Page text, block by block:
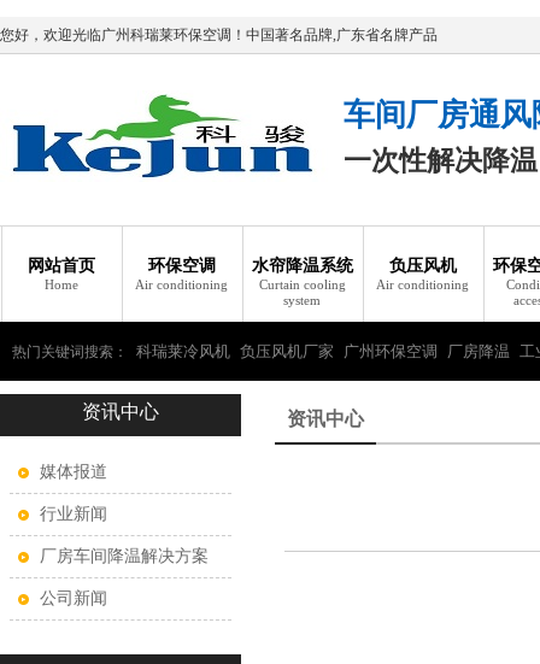
您好，欢迎光临广州科瑞莱环保空调！中国著名品牌,广东省名牌产品
车间厂房通
一次性解决降
网站首页
Home
环保空调
Air conditioning
水帘降温系统
Curtain cooling
system
负压风机
Air conditioning
环保
热门关键词搜索： 科瑞莱冷风机 负压风机厂家 广州环保空调 厂房降温 工
瑞莱环保空调资讯中心
媒体报道
行业新闻
厂房车间降温解决方案
公司新闻
资讯中心